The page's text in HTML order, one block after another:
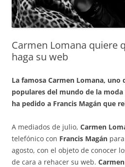
Carmen Lomana quiere
haga su web
La famosa Carmen Lomana, uno
populares del mundo de la
ha pedido a Francis Magán que
A mediados de julio, Carmen
telefónico con Francis Magán
agosto, con el objeto de conocer
de cara a rehacer su web.